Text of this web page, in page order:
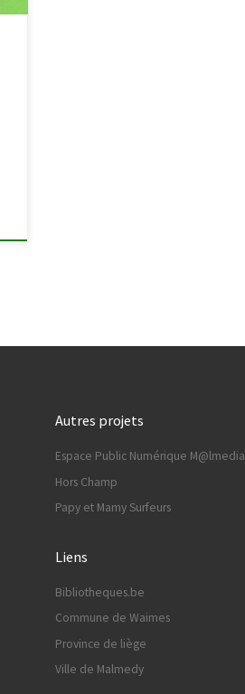
Autres projets
Espace Public Numérique M@lmedia
Hors Champ
Papy et Mamy Surfeurs
Liens
Bibliotheques.be
Commune de Waimes
Province de liège
Ville de Malmedy